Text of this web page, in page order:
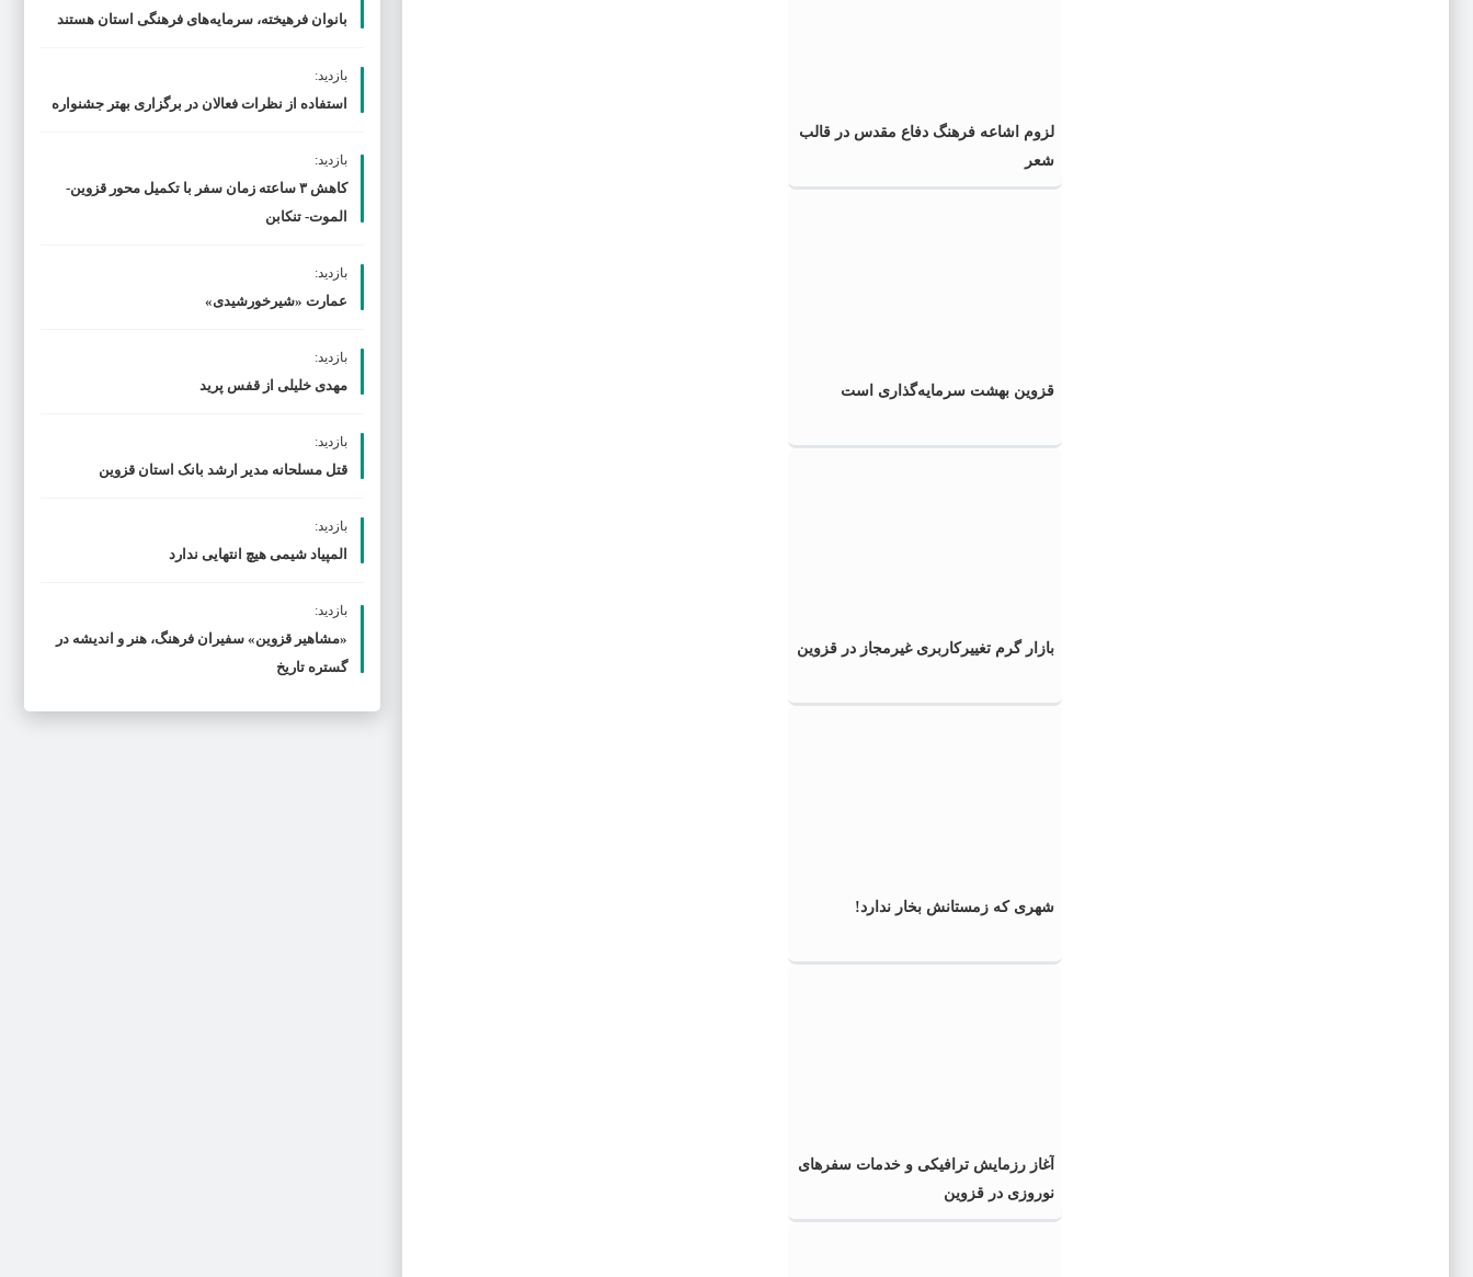
لزوم اشاعه فرهنگ دفاع مقدس در قالب
شعر
قزوین بهشت سرمایه‌گذاری است
بازار گرم تغییرکاربری غیرمجاز در قزوین
شهری که زمستانش بخار ندارد!
آغاز رزمایش ترافیکی و خدمات سفرهای
نوروزی در قزوین
بانوان فرهیخته، سرمایه‌های فرهنگی استان هستند
بازدید:
استفاده از نظرات فعالان در برگزاری بهتر جشنواره
بازدید:
کاهش ۳ ساعته زمان سفر با تکمیل محور قزوین-
الموت- تنکابن
بازدید:
عمارت «شیرخورشیدی»
بازدید:
مهدی خلیلی از قفس پرید
بازدید:
قتل مسلحانه مدیر ارشد بانک استان قزوین
بازدید:
المپیاد شیمی هیچ انتهایی ندارد
بازدید:
«مشاهیر قزوین» سفیران فرهنگ، هنر و اندیشه در
گستره تاریخ